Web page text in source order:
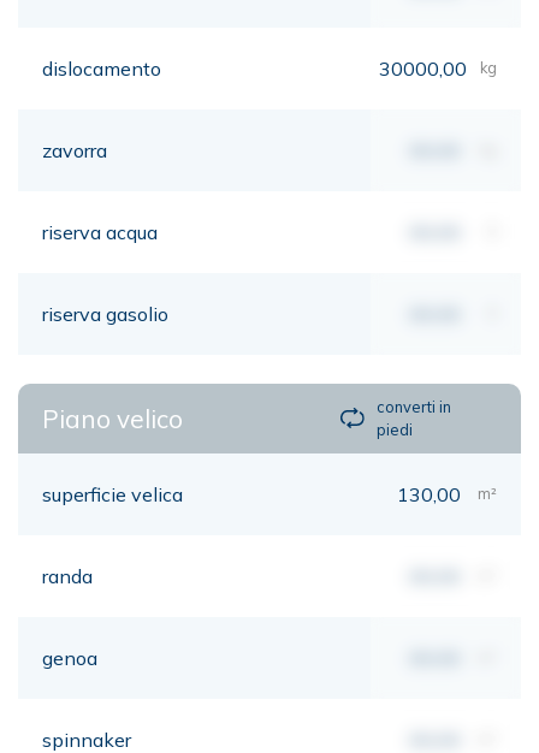
dislocamento 30000,00 kg
zavorra
riserva acqua
riserva gasolio
Piano velico
converti in
piedi
superficie velica 130,00 m²
randa
genoa
spinnaker